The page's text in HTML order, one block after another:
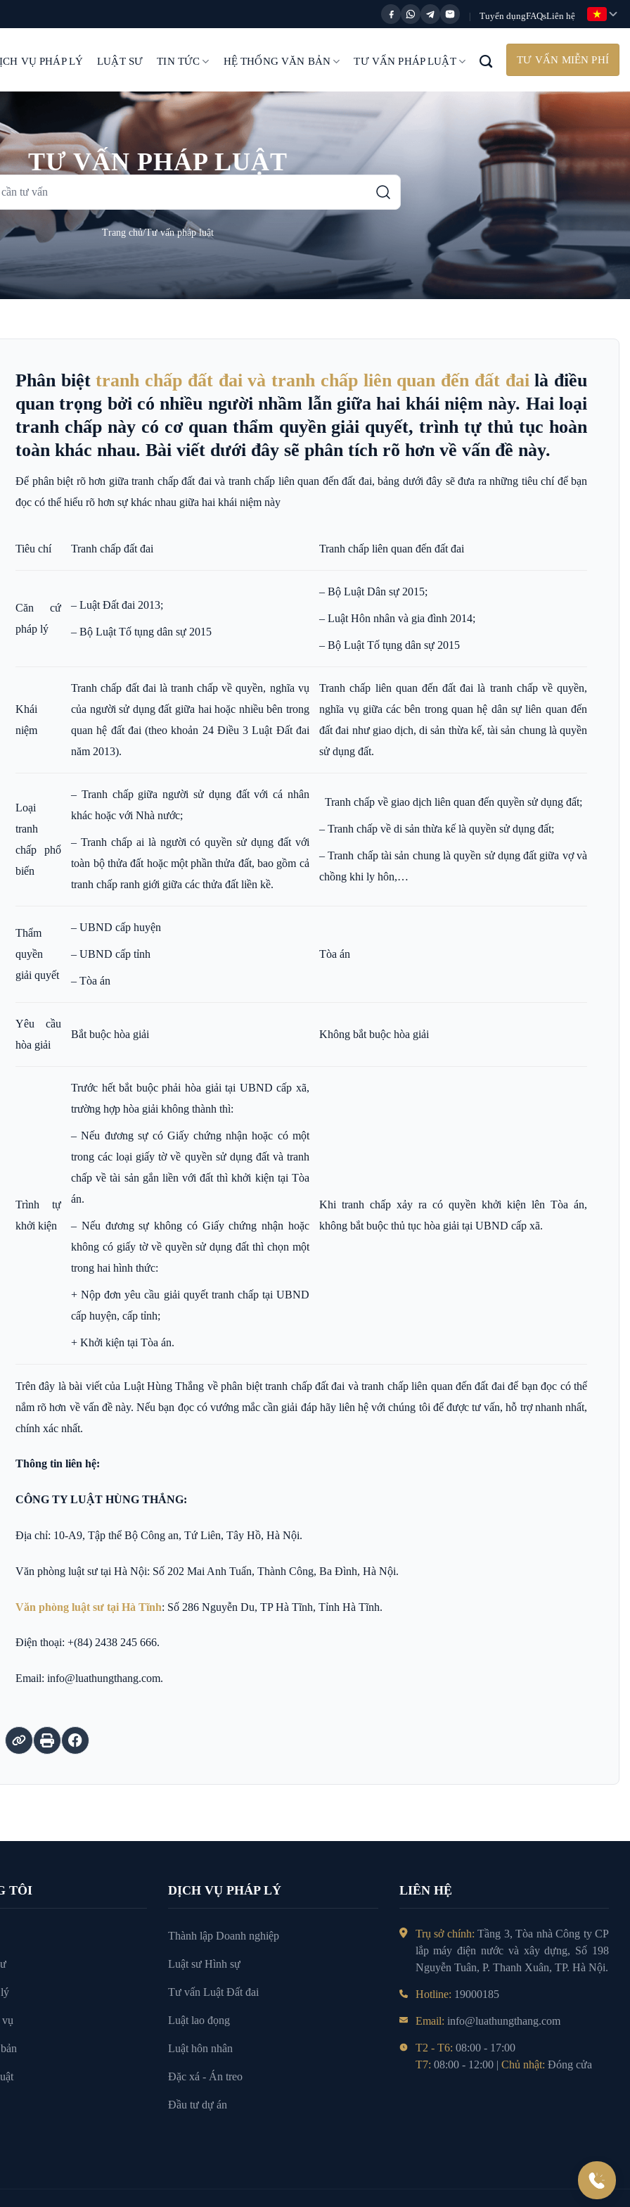
| Tuyển dụngFAQsLiên hệ
VỤ PHÁP LÝ LUẬT SƯ TIN TỨC HỆ THỐNG VĂN BẢN TƯ VẤN PHÁP LUẬT TƯ VẤN MIỄN PHÍ
TƯ VẤN PHÁP LUẬT
Trang chủ/Tư vấn pháp luật
Phân biệttranh chấp đất đai và tranh chấp liên quan đến đất đailà điều
quan trọng bởi có nhiều người nhầm lẫn giữa hai khái niệm này. Hai loại
tranh chấp này có cơ quan thẩm quyền giải quyết, trình tự thủ tục hoàn
toàn khác nhau. Bài viết dưới đây sẽ phân tích rõ hơn về vấn đề này.
Để phân biệt rõ hơn giữa tranh chấp đất đai và tranh chấp liên quan đến đất đai, bảng dưới đây sẽ đưa ra những tiêu chí để bạn
đọc có thể hiểu rõ hơn sự khác nhau giữa hai khái niệm này
Tiêu chí Tranh chấp đất đai Tranh chấp liên quan đến đất đai
Căn cứ
pháp lý
– Luật Đất đai 2013;
– Bộ Luật Tố tụng dân sự 2015
– Bộ Luật Dân sự 2015;
– Luật Hôn nhân và gia đình 2014;
– Bộ Luật Tố tụng dân sự 2015
Khái
niệm
Tranh chấp đất đai là tranh chấp về quyền, nghĩa vụ
của người sử dụng đất giữa hai hoặc nhiều bên trong
quan hệ đất đai (theo khoản 24 Điều 3 Luật Đất đai
năm 2013).
Tranh chấp liên quan đến đất đai là tranh chấp về quyền,
nghĩa vụ giữa các bên trong quan hệ dân sự liên quan đến
đất đai như giao dịch, di sản thừa kế, tài sản chung là quyền
sử dụng đất.
Loại
tranh
chấp phổ
biến
– Tranh chấp giữa người sử dụng đất với cá nhân
khác hoặc với Nhà nước;
– Tranh chấp ai là người có quyền sử dụng đất với
toàn bộ thửa đất hoặc một phần thửa đất, bao gồm cả
tranh chấp ranh giới giữa các thửa đất liền kề.
Tranh chấp về giao dịch liên quan đến quyền sử dụng đất;
– Tranh chấp về di sản thừa kế là quyền sử dụng đất;
– Tranh chấp tài sản chung là quyền sử dụng đất giữa vợ và
chồng khi ly hôn,…
Thẩm
quyền
giải quyết
– UBND cấp huyện
– UBND cấp tỉnh
– Tòa án
Tòa án
Yêu cầu
hòa giải
Bắt buộc hòa giải Không bắt buộc hòa giải
Trình tự
khởi kiện
Trước hết bắt buộc phải hòa giải tại UBND cấp xã,
trường hợp hòa giải không thành thì:
– Nếu đương sự có Giấy chứng nhận hoặc có một
trong các loại giấy tờ về quyền sử dụng đất và tranh
chấp về tài sản gắn liền với đất thì khởi kiện tại Tòa
án.
– Nếu đương sự không có Giấy chứng nhận hoặc
không có giấy tờ về quyền sử dụng đất thì chọn một
trong hai hình thức:
+ Nộp đơn yêu cầu giải quyết tranh chấp tại UBND
cấp huyện, cấp tỉnh;
+ Khởi kiện tại Tòa án.
Khi tranh chấp xảy ra có quyền khởi kiện lên Tòa án,
không bắt buộc thủ tục hòa giải tại UBND cấp xã.
Trên đây là bài viết của Luật Hùng Thắng về phân biệt tranh chấp đất đai và tranh chấp liên quan đến đất đai để bạn đọc có thể
nắm rõ hơn về vấn đề này. Nếu bạn đọc có vướng mắc cần giải đáp hãy liên hệ với chúng tôi để được tư vấn, hỗ trợ nhanh nhất,
chính xác nhất.
Thông tin liên hệ:
CÔNG TY LUẬT HÙNG THẮNG:
Địa chỉ: 10-A9, Tập thể Bộ Công an, Tứ Liên, Tây Hồ, Hà Nội.
Văn phòng luật sư tại Hà Nội: Số 202 Mai Anh Tuấn, Thành Công, Ba Đình, Hà Nội.
Văn phòng luật sư tại Hà Tĩnh: Số 286 Nguyễn Du, TP Hà Tĩnh, Tỉnh Hà Tĩnh.
Điện thoại: +(84) 2438 245 666.
Email: info@luathungthang.com.
TÔI DỊCH VỤ PHÁP LÝ
Thành lập Doanh nghiệp
Luật sư Hình sự
Tư vấn Luật Đất đai
Luật lao đọng
Luật hôn nhân
Đặc xá - Án treo
Đầu tư dự án
LIÊN HỆ
Trụ sở chính: Tầng 3, Tòa nhà Công ty CP
lắp máy điện nước và xây dựng, Số 198
Nguyễn Tuân, P. Thanh Xuân, TP. Hà Nội.
Hotline: 19000185
Email: info@luathungthang.com
T2 - T6: 08:00 - 17:00
T7: 08:00 - 12:00 | Chủ nhật: Đóng cửa